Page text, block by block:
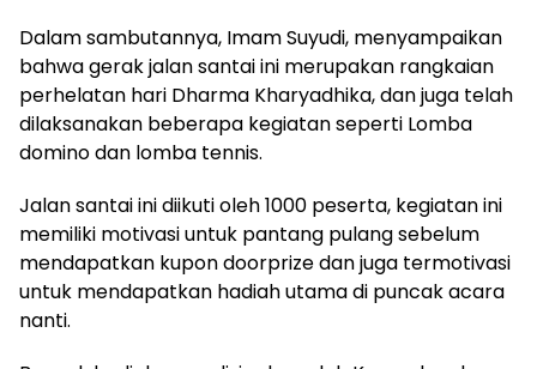
Dalam sambutannya, Imam Suyudi, menyampaikan
bahwa gerak jalan santai ini merupakan rangkaian
perhelatan hari Dharma Kharyadhika, dan juga telah
dilaksanakan beberapa kegiatan seperti Lomba
domino dan lomba tennis.
Jalan santai ini diikuti oleh 1000 peserta, kegiatan ini
memiliki motivasi untuk pantang pulang sebelum
mendapatkan kupon doorprize dan juga termotivasi
untuk mendapatkan hadiah utama di puncak acara
nanti.